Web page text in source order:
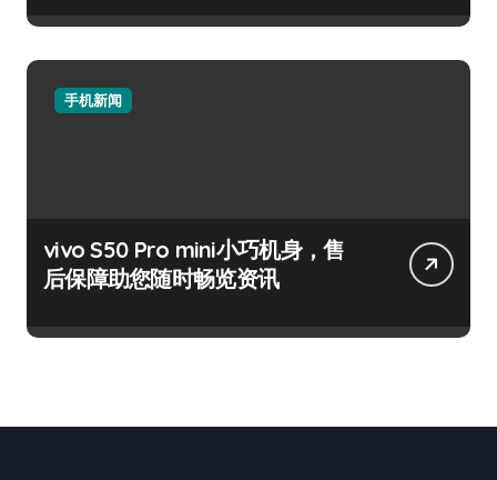
手机新闻
vivo S50 Pro mini小巧机身，售
后保障助您随时畅览资讯